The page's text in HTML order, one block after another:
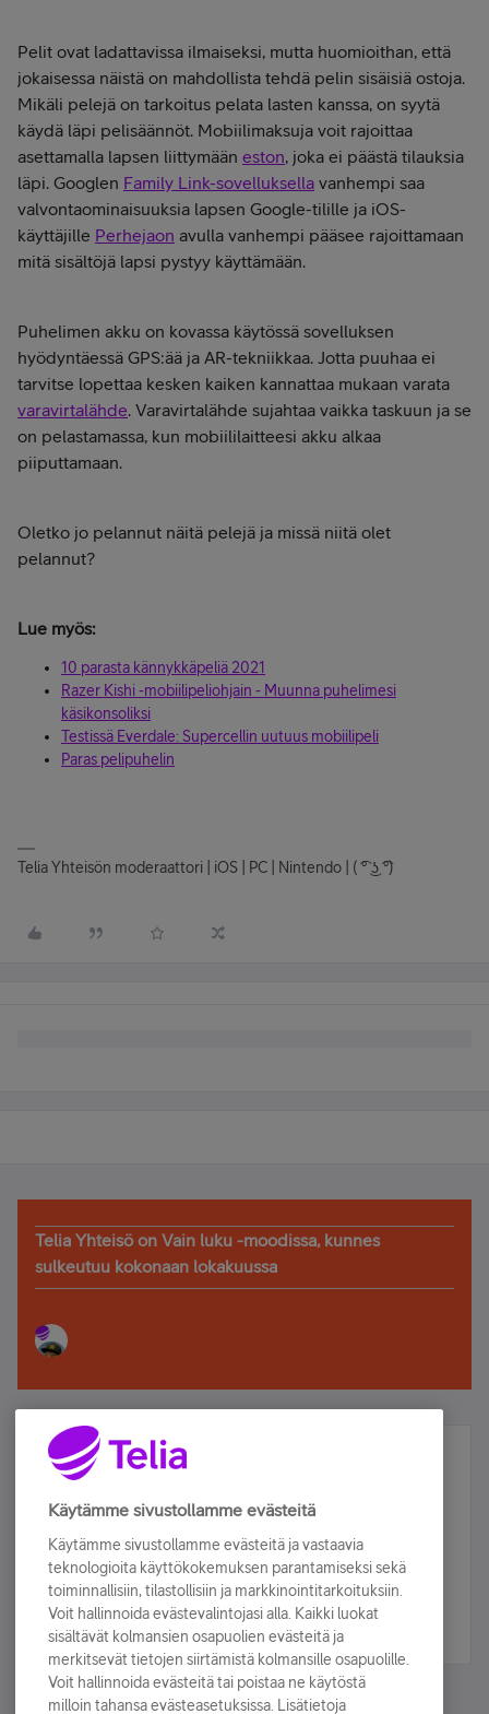
Pelit ovat ladattavissa ilmaiseksi, mutta huomioithan, että
jokaisessa näistä on mahdollista tehdä pelin sisäisiä ostoja.
Mikäli pelejä on tarkoitus pelata lasten kanssa, on syytä
käydä läpi pelisäännöt. Mobiilimaksuja voit rajoittaa
asettamalla lapsen liittymään eston, joka ei päästä tilauksia
läpi. Googlen Family Link-sovelluksella vanhempi saa
valvontaominaisuuksia lapsen Google-tilille ja iOS-
käyttäjille Perhejaon avulla vanhempi pääsee rajoittamaan
mitä sisältöjä lapsi pystyy käyttämään.
Puhelimen akku on kovassa käytössä sovelluksen
hyödyntäessä GPS:ää ja AR-tekniikkaa. Jotta puuhaa ei
tarvitse lopettaa kesken kaiken kannattaa mukaan varata
varavirtalähde. Varavirtalähde sujahtaa vaikka taskuun ja se
on pelastamassa, kun mobiililaitteesi akku alkaa
piiputtamaan.
Oletko jo pelannut näitä pelejä ja missä niitä olet
pelannut?
Lue myös:
10 parasta kännykkäpeliä 2021
Razer Kishi -mobiilipeliohjain - Muunna puhelimesi
käsikonsoliksi
Testissä Everdale: Supercellin uutuus mobiilipeli
Paras pelipuhelin
Telia Yhteisön moderaattori | iOS | PC | Nintendo | ( ͡° ͜ʖ ͡°)
Telia Yhteisö on Vain luku -moodissa, kunnes
sulkeutuu kokonaan lokakuussa
Älä jää paitsi – osallistu ja voita!
Tilaa Telian uutiskirje ja olet mukana arvonnassa.
sähköpostiisi.
Tilaa nyt
Käytämme sivustollamme evästeitä
Käytämme sivustollamme evästeitä ja vastaavia
teknologioita käyttökokemuksen parantamiseksi sekä
toiminnallisiin, tilastollisiin ja markkinointitarkoituksiin.
Voit hallinnoida evästevalintojasi alla. Kaikki luokat
sisältävät kolmansien osapuolien evästeitä ja
merkitsevät tietojen siirtämistä kolmansille osapuolille.
Voit hallinnoida evästeitä tai poistaa ne käytöstä
milloin tahansa evästeasetuksissa. Lisätietoja